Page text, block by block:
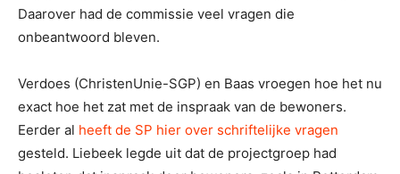
Daarover had de commissie veel vragen die
onbeantwoord bleven.
Verdoes (ChristenUnie-SGP) en Baas vroegen hoe het nu
exact hoe het zat met de inspraak van de bewoners.
Eerder al heeft de SP hier over schriftelijke vragen
gesteld. Liebeek legde uit dat de projectgroep had